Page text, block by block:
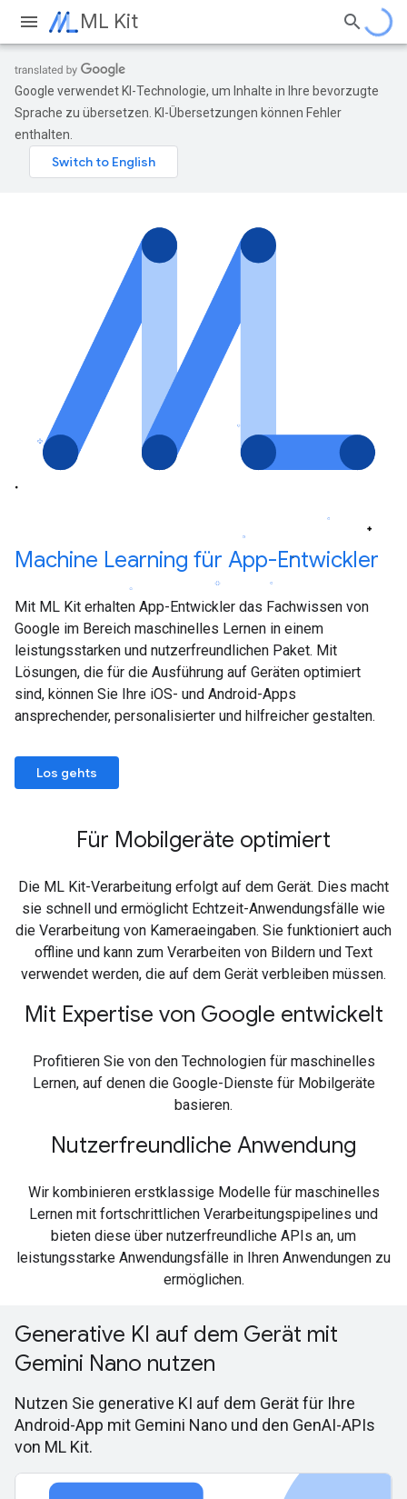
ML Kit
Google verwendet KI-Technologie, um Inhalte in Ihre bevorzugte
Sprache zu übersetzen. KI-Übersetzungen können Fehler
enthalten.
Machine Learning für App-Entwickler
Mit ML Kit erhalten App-Entwickler das Fachwissen von
Google im Bereich maschinelles Lernen in einem
leistungsstarken und nutzerfreundlichen Paket. Mit
Lösungen, die für die Ausführung auf Geräten optimiert
sind, können Sie Ihre iOS- und Android-Apps
ansprechender, personalisierter und hilfreicher gestalten.
Los gehts
Für Mobilgeräte optimiert
Die ML Kit-Verarbeitung erfolgt auf dem Gerät. Dies macht
sie schnell und ermöglicht Echtzeit-Anwendungsfälle wie
die Verarbeitung von Kameraeingaben. Sie funktioniert auch
offline und kann zum Verarbeiten von Bildern und Text
verwendet werden, die auf dem Gerät verbleiben müssen.
Mit Expertise von Google entwickelt
Profitieren Sie von den Technologien für maschinelles
Lernen, auf denen die Google-Dienste für Mobilgeräte
basieren.
Nutzerfreundliche Anwendung
Wir kombinieren erstklassige Modelle für maschinelles
Lernen mit fortschrittlichen Verarbeitungspipelines und
bieten diese über nutzerfreundliche APIs an, um
leistungsstarke Anwendungsfälle in Ihren Anwendungen zu
ermöglichen.
Generative KI auf dem Gerät mit
Gemini Nano nutzen
Nutzen Sie generative KI auf dem Gerät für Ihre
Android-App mit Gemini Nano und den GenAI-APIs
von ML Kit.